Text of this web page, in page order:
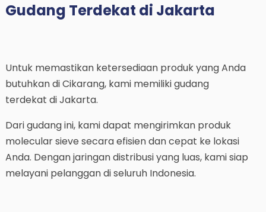
Gudang Terdekat di Jakarta
Untuk memastikan ketersediaan produk yang Anda
butuhkan di Cikarang, kami memiliki gudang
terdekat di Jakarta.
Dari gudang ini, kami dapat mengirimkan produk
molecular sieve secara efisien dan cepat ke lokasi
Anda. Dengan jaringan distribusi yang luas, kami siap
melayani pelanggan di seluruh Indonesia.